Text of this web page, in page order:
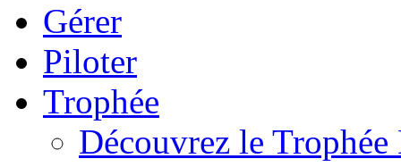
Gérer
Piloter
Trophée
Découvrez le